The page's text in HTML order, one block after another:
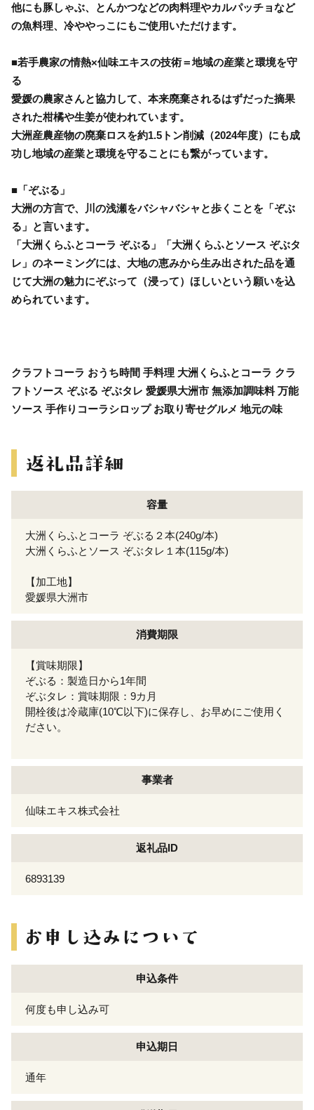
他にも豚しゃぶ、とんかつなどの肉料理やカルパッチョなど
の魚料理、冷ややっこにもご使用いただけます。
■若手農家の情熱×仙味エキスの技術＝地域の産業と環境を守
る
愛媛の農家さんと協力して、本来廃棄されるはずだった摘果
された柑橘や生姜が使われています。
大洲産農産物の廃棄ロスを約1.5トン削減（2024年度）にも成
功し地域の産業と環境を守ることにも繋がっています。
■「ぞぶる」
大洲の方言で、川の浅瀬をバシャバシャと歩くことを「ぞぶ
る」と言います。
「大洲くらふとコーラ ぞぶる」「大洲くらふとソース ぞぶタ
レ」のネーミングには、大地の恵みから生み出された品を通
じて大洲の魅力にぞぶって（浸って）ほしいという願いを込
められています。
クラフトコーラ おうち時間 手料理 大洲くらふとコーラ クラ
フトソース ぞぶる ぞぶタレ 愛媛県大洲市 無添加調味料 万能
ソース 手作りコーラシロップ お取り寄せグルメ 地元の味
容量
大洲くらふとコーラ ぞぶる２本(240g/本)
大洲くらふとソース ぞぶタレ１本(115g/本)
【加工地】
愛媛県大洲市
消費期限
【賞味期限】
ぞぶる：製造日から1年間
ぞぶタレ：賞味期限：9カ月
開栓後は冷蔵庫(10℃以下)に保存し、お早めにご使用く
ださい。
事業者
仙味エキス株式会社
返礼品ID
6893139
申込条件
何度も申し込み可
申込期日
通年